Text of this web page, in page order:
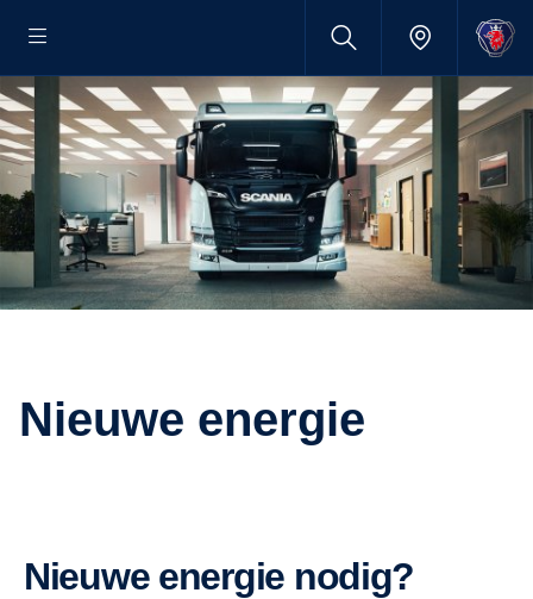
Nieuwe energie
Nieuwe energie nodig?